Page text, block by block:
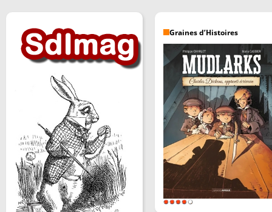
Graines d’Histoires